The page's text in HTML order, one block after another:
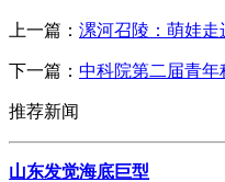
上一篇： 漯河召陵：萌娃走
下一篇： 中科院第二届青
推荐新闻
山东发觉海底巨型